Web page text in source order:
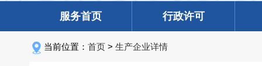
服务首页 行政许可
当前位置： 首页 > 生产企业详情